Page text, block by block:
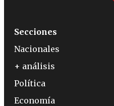
Secciones
Nacionales
+ análisis
Política
Economía